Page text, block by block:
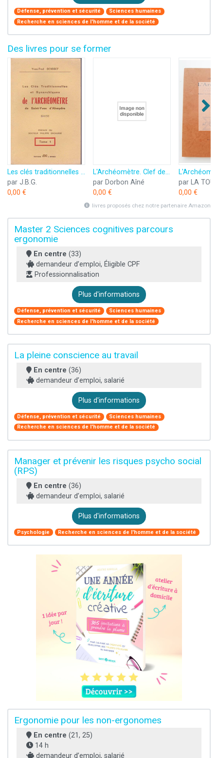
Défense, prévention et sécurité
Sciences humaines
Recherche en sciences de l'homme et de la société
Des livres pour se former
Les clés traditionnelles et synarchiques de "l'archéomètre"
par J.B.G.
0,00 €
L'Archéomètre. Clef de toutes les religions et de toutes les sciences de l'Antiquité. Réforme synthétique de tous les arts contemporains
par Dorbon Aîné
0,00 €
0,00 €
livres proposés chez notre partenaire Amazon
Master 2 Sciences cognitives parcours
ergonomie
En centre (33)
demandeur d’emploi, Éligible CPF
Professionnalisation
Plus d'informations
Défense, prévention et sécurité
Sciences humaines
Recherche en sciences de l'homme et de la société
La pleine conscience au travail
En centre (36)
demandeur d’emploi, salarié
Plus d'informations
Défense, prévention et sécurité
Sciences humaines
Recherche en sciences de l'homme et de la société
Manager et prévenir les risques psycho social
(RPS)
En centre (36)
demandeur d’emploi, salarié
Plus d'informations
Psychologie Recherche en sciences de l'homme et de la société
Ergonomie pour les non-ergonomes
En centre (21, 25)
14 h
demandeur d’emploi, salarié